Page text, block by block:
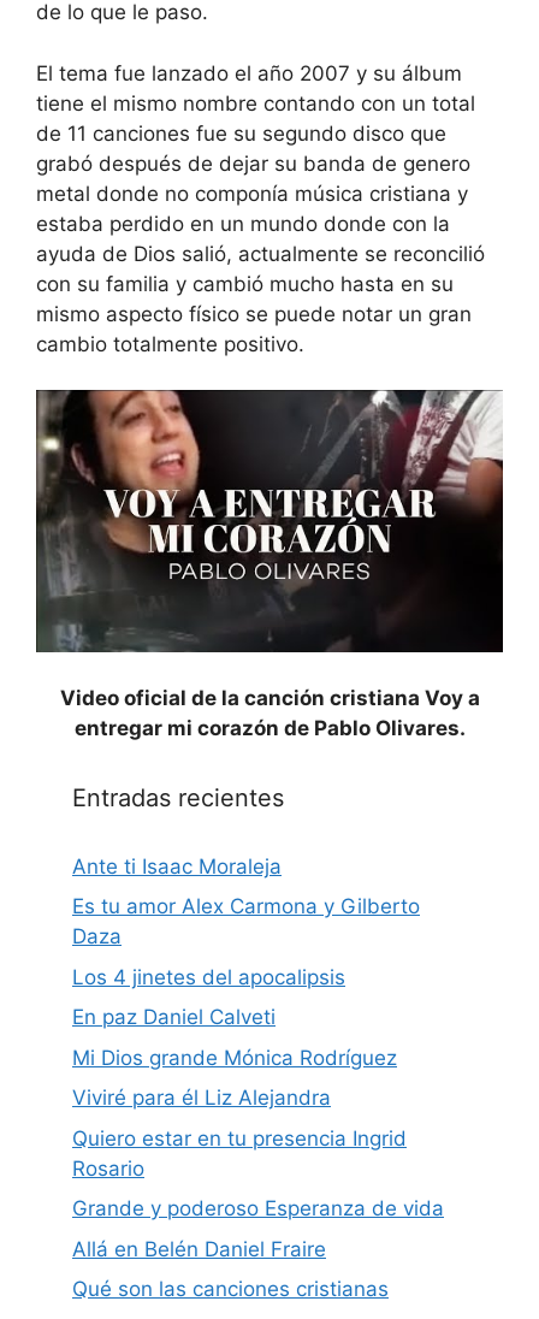
de lo que le paso.
El tema fue lanzado el año 2007 y su álbum
tiene el mismo nombre contando con un total
de 11 canciones fue su segundo disco que
grabó después de dejar su banda de genero
metal donde no componía música cristiana y
estaba perdido en un mundo donde con la
ayuda de Dios salió, actualmente se reconcilió
con su familia y cambió mucho hasta en su
mismo aspecto físico se puede notar un gran
cambio totalmente positivo.
Video oficial de la canción cristiana Voy a
entregar mi corazón de Pablo Olivares.
Entradas recientes
Ante ti Isaac Moraleja
Es tu amor Alex Carmona y Gilberto
Daza
Los 4 jinetes del apocalipsis
En paz Daniel Calveti
Mi Dios grande Mónica Rodríguez
Viviré para él Liz Alejandra
Quiero estar en tu presencia Ingrid
Rosario
Grande y poderoso Esperanza de vida
Allá en Belén Daniel Fraire
Qué son las canciones cristianas